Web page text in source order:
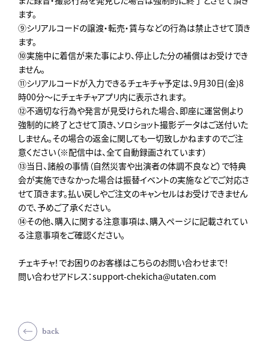
ます。
⑨シリアルコードの譲渡・転売・賃与などの行為は禁止させて頂き
ます。
⑩実施中に着信が来た事により、停止した分の補償はお受けでき
ません。
⑪シリアルコードが入力できるチェキチャ予定は、9月30日(金)8
時00分～にチェキチャアプリ内に表示されます。
⑫不適切な行為や発言が見受けられた場合、即座に運営側より
強制的に終了とさせて頂き、ソロショット撮影データはご送付いた
しません。その場合の返金に関しても一切致しかねますのでご注
意ください（※配信中は、全て自動録画されています）
⑬当日、諸般の事情（自然災害や出演者の体調不良など）で特典
会が実施できなかった場合は振替イベントの実施などでご対応さ
せて頂きます。払い戻しやご注文のキャンセルはお受けできません
ので、予めご了承ください。
⑭その他、購入に関する注意事項は、購入ページに記載されてい
る注意事項をご確認ください。
チェキチャ！でお困りのお客様はこちらのお問い合わせまで！
問い合わせアドレス：support-chekicha@utaten.com
back